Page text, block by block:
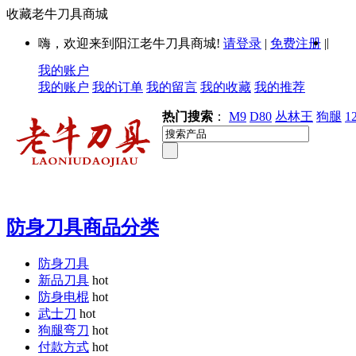
收藏老牛刀具商城
嗨，欢迎来到阳江老牛刀具商城! 请登录 | 免费注册 ||
我的账户
我的账户 我的订单 我的留言 我的收藏 我的推荐
热门搜索 ： M9 D80 丛林王 狗腿
防身刀具商品分类
防身刀具
新品刀具 hot
防身电棍 hot
武士刀 hot
狗腿弯刀 hot
付款方式 hot